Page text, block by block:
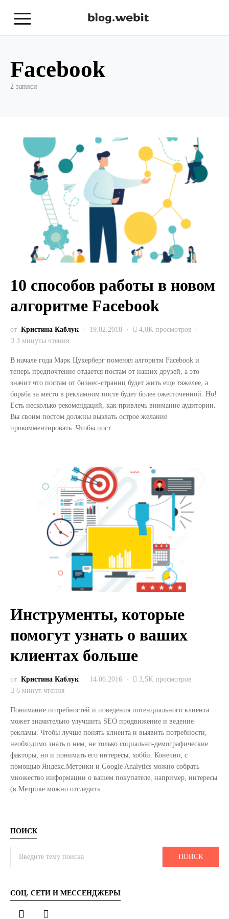
Facebook
2 записи
10 способов работы в новом
алгоритме Facebook
от Кристина Каблук 19.02.2018
4,0K просмотров
3 минуты чтения
В начале года Марк Цукерберг поменял алгоритм Facebook и
теперь предпочтение отдается постам от наших друзей, а это
значит что постам от бизнес-страниц будет жить еще тяжелее, а
борьба за место в рекламном посте будет более ожесточенной. Но!
Есть несколько рекомендаций, как привлечь внимание аудитории.
Вы своим постом должны вызвать острое желание
прокомментировать. Чтобы пост…
Инструменты, которые
помогут узнать о ваших
клиентах больше
от Кристина Каблук 14.06.2016
3,5K просмотров
6 минут чтения
Понимание потребностей и поведения потенциального клиента
может значительно улучшить SEO продвижение и ведение
рекламы. Чтобы лучше понять клиента и выявить потребности,
необходимо знать о нем, не только социально-демографические
факторы, но и понимать его интересы, хобби. Конечно, с
помощью Яндекс.Метрики и Google Analytics можно собрать
множество информации о вашем покупателе, например, интересы
(в Метрике можно отследить…
ПОИСК
ПОИСК
СОЦ. СЕТИ И МЕССЕНДЖЕРЫ